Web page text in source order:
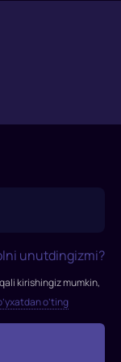
unutdingizmi?
kirishingiz mumkin,
o’ting